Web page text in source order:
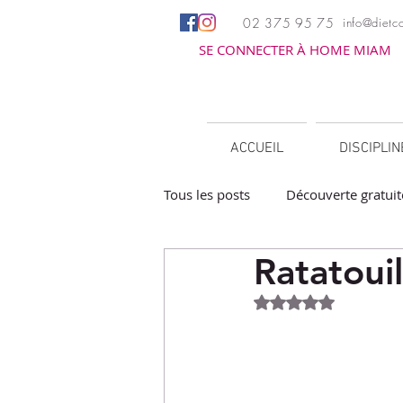
02 375 95 75
SE CONNECTER À HOME MIAM
ACCUEIL
Tous les posts Découverte
Barbecue / Plancha
Noté NaN étoiles